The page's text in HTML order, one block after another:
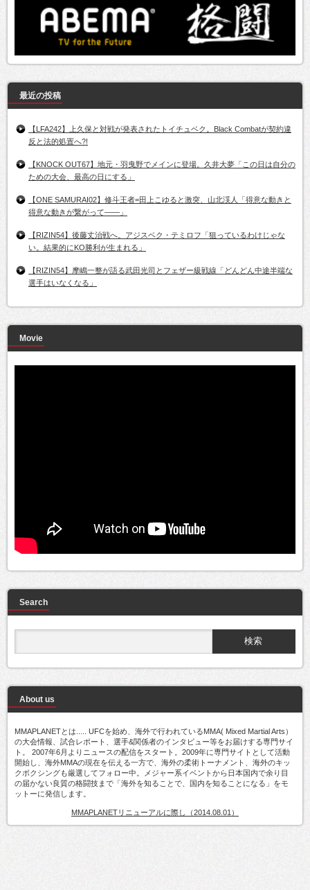
最近の投稿
【LFA242】上久保と対戦が発表されたトイチュベク。Black Combatが契約違
反と法的処置へ?!
【KNOCK OUT67】地元・羽曳野でメインに登場。久井大夢「この日は自分の
ための大会、最高の日にする」
【ONE SAMURAI02】修斗王者=田上こゆると激突、山北渓人「得意な動きと
得意な動きが繋がって――」
【RIZIN54】後藤丈治戦へ。アジスベク・テミロフ「狙っているわけじゃな
い。結果的にKO勝利が生まれる」
【RIZIN54】摩嶋一整が語る武田光司とフェザー級戦線「どんどん中途半端な
選手はいなくなる」
Movie
Search
About us
MMAPLANETとは..... UFCを始め、海外で行われているMMA( Mixed Martial Arts）
の大会情報、試合レポート、選手&関係者のインタビュー等をお届けする専門サイ
ト。 2007年6月よりニュースの配信をスタート。2009年に専門サイトとして活動
開始し、海外MMAの現在を伝える一方で、海外の柔術トーナメント、海外のキッ
クボクシングも厳選してフォロー中。メジャー系イベントから日本国内で余り目
の届かない良質の格闘技まで「海外を知ることで、国内を知ることになる」をモ
ットーに発信します。
MMAPLANETリニューアルに際し（2014.08.01）